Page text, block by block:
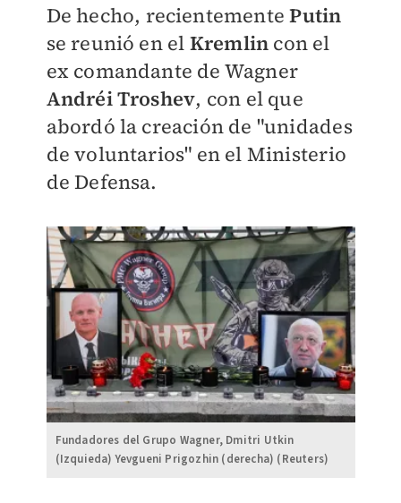
De hecho, recientementePutin
se reunió en el Kremlin con el
ex comandante de Wagner
Andréi Troshev, con el que
abordó la creación de "unidades
de voluntarios" en el Ministerio
de Defensa.
Fundadores del Grupo Wagner, Dmitri Utkin
(Izquieda) Yevgueni Prigozhin (derecha) (Reuters)